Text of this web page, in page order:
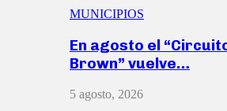
MUNICIPIOS
En agosto el
Brown” vuelve…
5 agosto, 2026